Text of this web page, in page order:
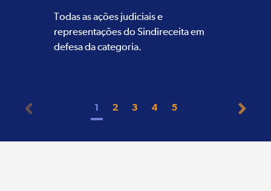
Todas as ações judiciais e
representações do Sindireceita em
defesa da categoria.
1 2 3 4 5